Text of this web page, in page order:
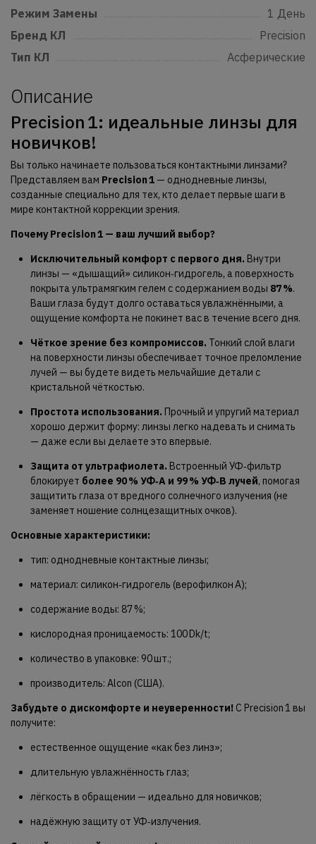
Режим Замены
1 День
Бренд КЛ
Precision
Тип КЛ
Асферические
Описание
Precision 1: идеальные линзы для
новичков!
Вы только начинаете пользоваться контактными линзами?
Представляем вам Precision 1— однодневные линзы,
созданные специально для тех, кто делает первые шаги в
мире контактной коррекции зрения.
Почему Precision 1 — ваш лучший выбор?
Исключительный комфорт с первого дня. Внутри
линзы — «дышащий» силикон‑гидрогель, а поверхность
покрыта ультрамягким гелем с содержанием воды 87 %.
Ваши глаза будут долго оставаться увлажнёнными, а
ощущение комфорта не покинет вас в течение всего дня.
Чёткое зрение без компромиссов. Тонкий слой влаги
на поверхности линзы обеспечивает точное преломление
лучей — вы будете видеть мельчайшие детали с
кристальной чёткостью.
Простота использования. Прочный и упругий материал
хорошо держит форму: линзы легко надевать и снимать
— даже если вы делаете это впервые.
Защита от ультрафиолета. Встроенный УФ‑фильтр
блокирует более 90 % УФ‑А и 99 % УФ‑B лучей, помогая
защитить глаза от вредного солнечного излучения (не
заменяет ношение солнцезащитных очков).
Основные характеристики:
тип: однодневные контактные линзы;
материал: силикон‑гидрогель (верофилкон А);
содержание воды: 87 %;
кислородная проницаемость: 100 Dk/t;
количество в упаковке: 90 шт.;
производитель: Alcon (США).
Забудьте о дискомфорте и неуверенности! С Precision 1 вы
получите:
естественное ощущение «как без линз»;
длительную увлажнённость глаз;
лёгкость в обращении — идеально для новичков;
надёжную защиту от УФ‑излучения.